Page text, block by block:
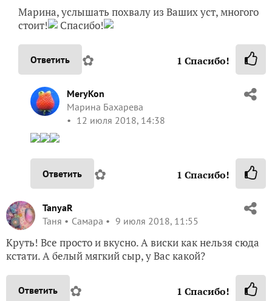
Марина, услышать похвалу из Ваших уст, многого
стоит!
Спасибо!
Ответить ✿ 1 Спасибо!
MeryKon
Марина Бахарева
12 июля 2018, 14:38
Ответить ✿ 1 Спасибо!
TanyaR
Таня
Самара 9 июля 2018, 11:55
Круть! Все просто и вкусно. А виски как нельзя сюда
кстати. А белый мягкий сыр, у Вас какой?
Ответить ✿ 1 Спасибо!